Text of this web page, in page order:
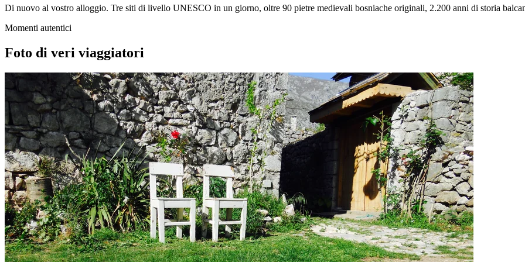
Di nuovo al vostro alloggio. Tre siti di livello UNESCO in un giorno, oltre 90 pietre medievali bosniache originali, 2.200 anni di storia
Momenti autentici
Foto di veri viaggiatori